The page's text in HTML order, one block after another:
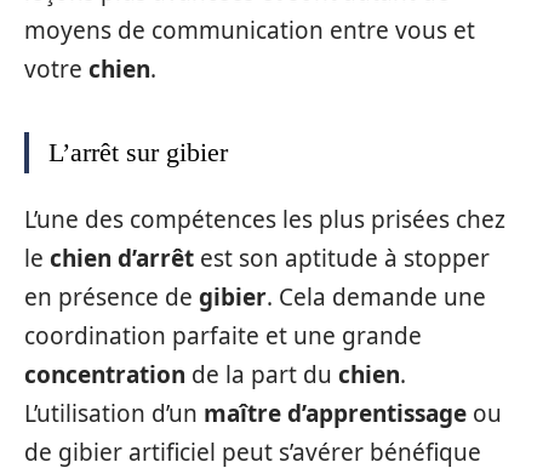
moyens de communication entre vous et
votre chien.
L’arrêt sur gibier
L’une des compétences les plus prisées chez
le chien d’arrêt est son aptitude à stopper
en présence de gibier. Cela demande une
coordination parfaite et une grande
concentration de la part du chien.
L’utilisation d’un maître d’apprentissage ou
de gibier artificiel peut s’avérer bénéfique